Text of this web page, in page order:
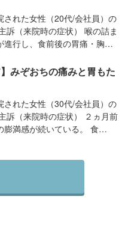
れた女性（20代/会社員）の
訴（来院時の症状） 喉の詰ま
進行し、食前後の胃痛・胸…
みぞおちの痛みと胃もた
れた女性（30代/会社員）の
訴（来院時の症状） ２ヵ月前
膨満感が続いている。 食…